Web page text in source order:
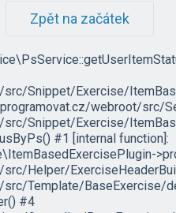
Zpět na začátek
Snippet/Exercise/
webroot/src/
Snippet/Exercise/
#1 [internal function]:
Helper/
Template/BaseExercise/
#4